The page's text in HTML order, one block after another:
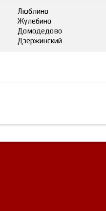
Люблино
Жулебино
Домодедово
Дзержинский